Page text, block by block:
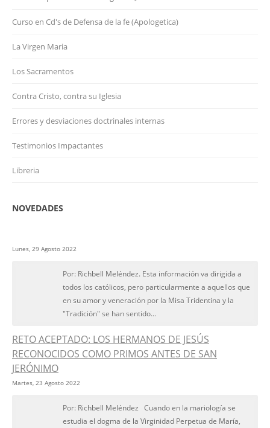
Curso en Cd's de Defensa de la fe (Apologetica)
La Virgen Maria
Los Sacramentos
Contra Cristo, contra su Iglesia
Errores y desviaciones doctrinales internas
Testimonios Impactantes
Libreria
NOVEDADES
Lunes, 29 Agosto 2022
Por: Richbell Meléndez. Esta información va dirigida a
todos los católicos, pero particularmente a aquellos que
en su amor y veneración por la Misa Tridentina y la
"Tradición" se han sentido...
RETO ACEPTADO: LOS HERMANOS DE JESÚS
RECONOCIDOS COMO PRIMOS ANTES DE SAN
JERÓNIMO
Martes, 23 Agosto 2022
Por: Richbell Meléndez Cuando en la mariología se
estudia el dogma de la Virginidad Perpetua de María,